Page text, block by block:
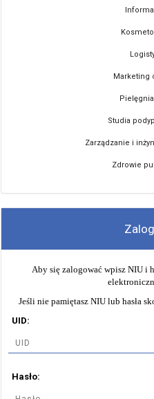
Marketing
Studia
Zarządzanie i
Zdrowie
Aby się zalogować wpisz NIU i
Jeśli nie pamiętasz NIU lub hasła
UID:
Hasło: